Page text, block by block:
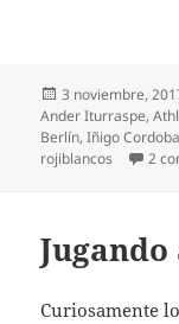
Publicado
el
3 noviembre,
Ander Iturraspe,
Berlín,Iñigo
rojiblancos
2
Curiosamente